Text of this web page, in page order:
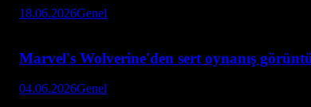
18.06.2026Genel
Marvel's Wolverine'den sert oynanış
04.06.2026Genel